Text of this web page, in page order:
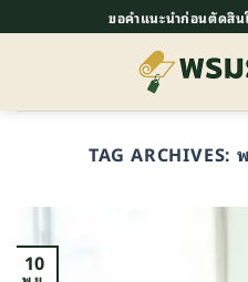
ไป
ขอคำแนะนำก่อนตัดสิ
TAG ARCHIVES:
10